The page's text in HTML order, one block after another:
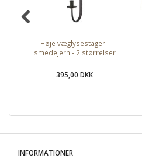
Høje væglysestager i
smedejern - 2 størrelser
395,00 DKK
INFORMATIONER